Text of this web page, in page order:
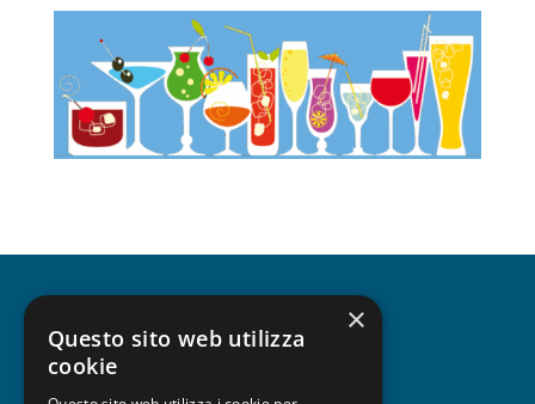
CHI SIAMO ×
Questo sito web utilizza
cookie